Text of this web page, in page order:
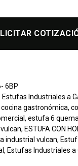
6BP
Estufas Industriales a
cocina gastronómica,
,estufa 6
, ESTUFA CON
industrial vulcan,
, Estufas Industriales a